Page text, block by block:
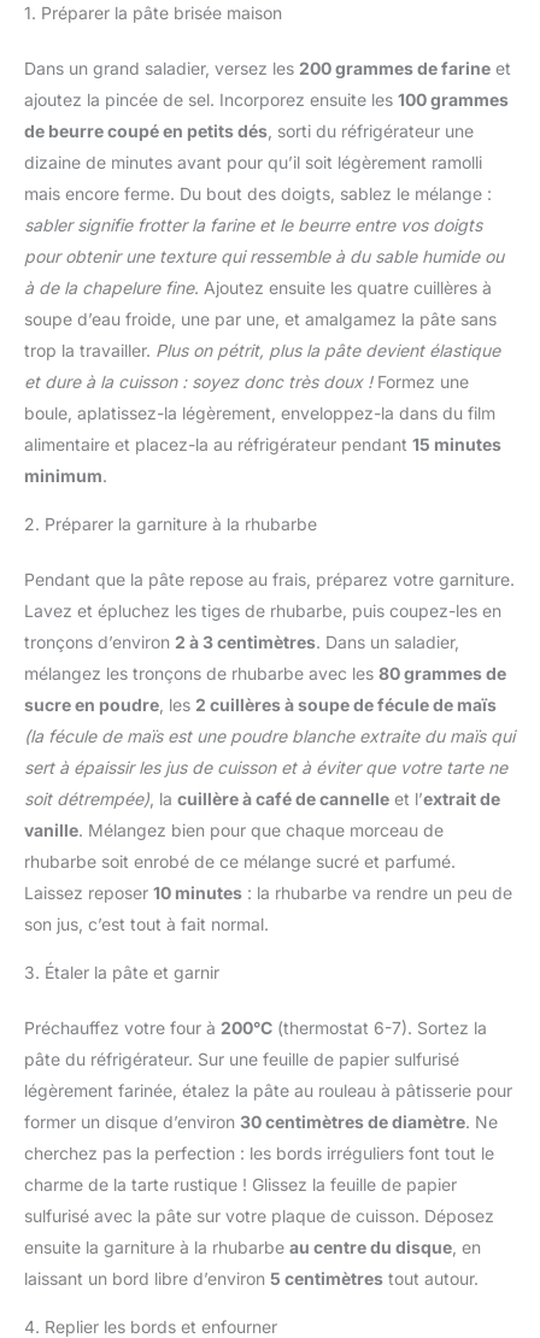
1. Préparer la pâte brisée maison
Dans un grand saladier, versez les 200 grammes de farine et
ajoutez la pincée de sel. Incorporez ensuite les 100 grammes
de beurre coupé en petits dés , sorti du réfrigérateur une
dizaine de minutes avant pour qu’il soit légèrement ramolli
mais encore ferme. Du bout des doigts, sablez le mélange :
sabler signifie frotter la farine et le beurre entre vos doigts
pour obtenir une texture qui ressemble à du sable humide ou
à de la chapelure fine. Ajoutez ensuite les quatre cuillères à
soupe d’eau froide, une par une, et amalgamez la pâte sans
trop la travailler. Plus on pétrit, plus la pâte devient élastique
et dure à la cuisson : soyez donc très doux !Formez une
boule, aplatissez-la légèrement, enveloppez-la dans du film
alimentaire et placez-la au réfrigérateur pendant 15 minutes
minimum.
2. Préparer la garniture à la rhubarbe
Pendant que la pâte repose au frais, préparez votre garniture.
Lavez et épluchez les tiges de rhubarbe, puis coupez-les en
tronçons d’environ 2 à 3 centimètres. Dans un saladier,
mélangez les tronçons de rhubarbe avec les 80 grammes de
sucre en poudre , les 2 cuillères à soupe de fécule de maïs
(la fécule de maïs est une poudre blanche extraite du maïs qui
sert à épaissir les jus de cuisson et à éviter que votre tarte ne
soit détrempée) , la cuillère à café de cannelle et l’extrait de
vanille. Mélangez bien pour que chaque morceau de
rhubarbe soit enrobé de ce mélange sucré et parfumé.
Laissez reposer 10 minutes : la rhubarbe va rendre un peu de
son jus, c’est tout à fait normal.
3. Étaler la pâte et garnir
Préchauffez votre four à 200°C (thermostat 6-7). Sortez la
pâte du réfrigérateur. Sur une feuille de papier sulfurisé
légèrement farinée, étalez la pâte au rouleau à pâtisserie pour
former un disque d’environ 30 centimètres de diamètre. Ne
cherchez pas la perfection : les bords irréguliers font tout le
charme de la tarte rustique ! Glissez la feuille de papier
sulfurisé avec la pâte sur votre plaque de cuisson. Déposez
ensuite la garniture à la rhubarbe au centre du disque , en
laissant un bord libre d’environ 5 centimètres tout autour.
4. Replier les bords et enfourner